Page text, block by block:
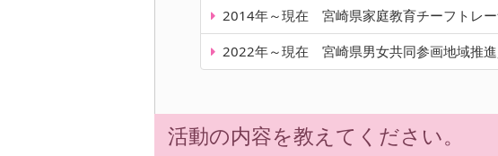
2014年～現在 宮崎県家庭教育チーフトレ
2022年～現在 宮崎県男女共同参画地域推進
活動の内容を教えてください。